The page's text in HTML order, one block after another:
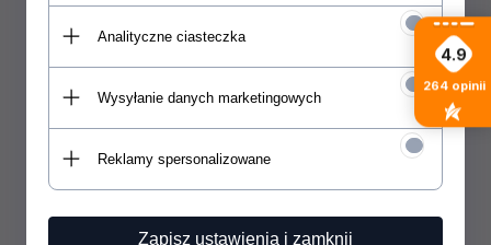
Analityczne ciasteczka
Wysyłanie danych marketingowych
Reklamy spersonalizowane
Zapisz ustawienia i zamknij
4.9
264 opinii